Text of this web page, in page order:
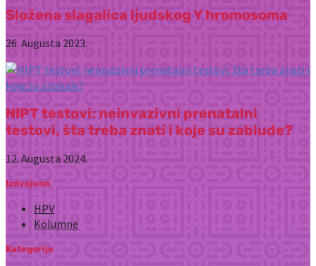
Složena slagalica ljudskog Y hromosoma
26. Augusta 2023.
NIPT testovi: neinvazivni prenatalni
testovi, šta treba znati i koje su zablude?
12. Augusta 2024.
Izdvojeno
HPV
Kolumne
Kategorije